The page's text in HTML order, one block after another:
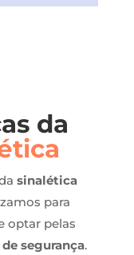
da
sinalética
para
optar pelas
segurança.